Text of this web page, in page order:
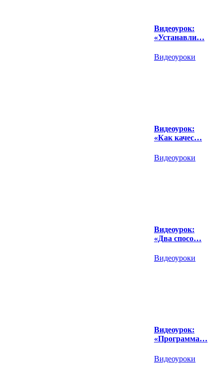
Видеоурок:
«Устанавли…
Видеоуроки
Видеоурок:
«Как качес…
Видеоуроки
Видеоурок:
«Два спосо…
Видеоуроки
Видеоурок:
«Программа…
Видеоуроки